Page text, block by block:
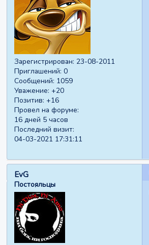
Зарегистрирован: 23-08-2011
Приглашений: 0
Сообщений: 1059
Уважение: +20
Позитив: +16
Провел на форуме:
16 дней 5 часов
Последний визит:
04-03-2021 17:31:11
EvG
Постояльцы